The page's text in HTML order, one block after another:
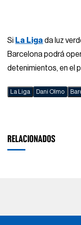
Si La Liga da luz
Barcelona podrá
detenimientos, en el
La Liga Dani Olmo
RELACIONADOS